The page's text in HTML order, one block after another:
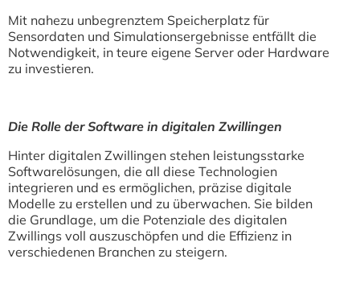
Mit nahezu unbegrenztem Speicherplatz für
Sensordaten und Simulationsergebnisse entfällt die
Notwendigkeit, in teure eigene Server oder Hardware
zu investieren.
Die Rolle der Software in digitalen Zwillingen
Hinter digitalen Zwillingen stehen leistungsstarke
Softwarelösungen, die all diese Technologien
integrieren und es ermöglichen, präzise digitale
Modelle zu erstellen und zu überwachen. Sie bilden
die Grundlage, um die Potenziale des digitalen
Zwillings voll auszuschöpfen und die Effizienz in
verschiedenen Branchen zu steigern.